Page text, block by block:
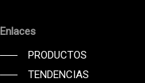
Enlaces
PRODUCTOS
TENDENCIAS